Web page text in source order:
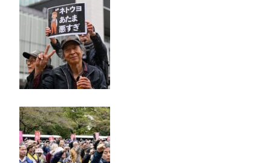
Powered by livedoor 相互RSS